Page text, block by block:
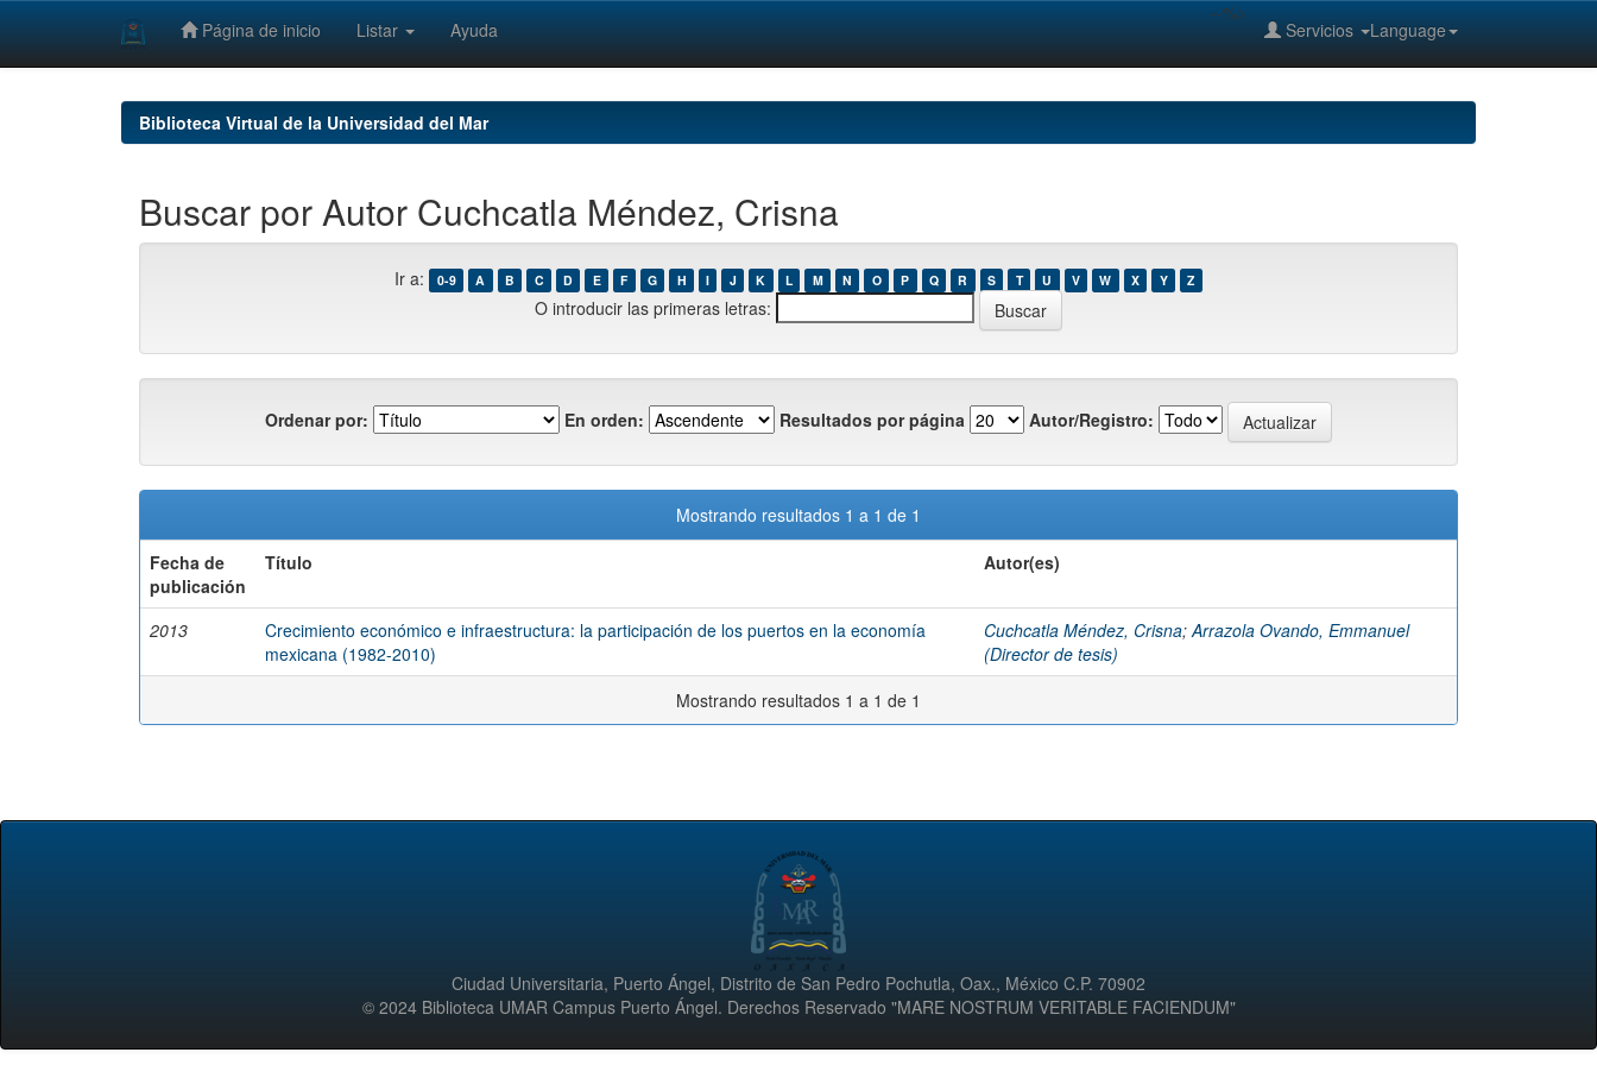
Página de inicio Listar Ayuda Language
Servicios
--%>
Biblioteca Virtual de la Universidad del Mar
Buscar por Autor Cuchcatla Méndez, Crisna
Ir a: 0-9 A B C D E F G H I J K L M N O P Q R S T U V W X Y Z
O introducir las primeras letras:
Ordenar por: En orden: Resultados por página Autor/Registro:
Mostrando resultados 1 a 1 de 1
Fecha de
publicación
Título Autor(es)
2013
Crecimiento económico e infraestructura: la participación de los puertos en la economía
mexicana (1982-2010)
Cuchcatla Méndez, Crisna;Arrazola Ovando, Emmanuel
(Director de tesis)
Mostrando resultados 1 a 1 de 1
Ciudad Universitaria, Puerto Ángel, Distrito de San Pedro Pochutla, Oax., México C.P. 70902
© 2024 Biblioteca UMAR Campus Puerto Ángel. Derechos Reservado "MARE NOSTRUM VERITABLE FACIENDUM"